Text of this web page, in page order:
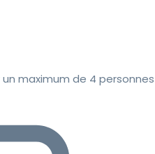
maximum de 4 personnes